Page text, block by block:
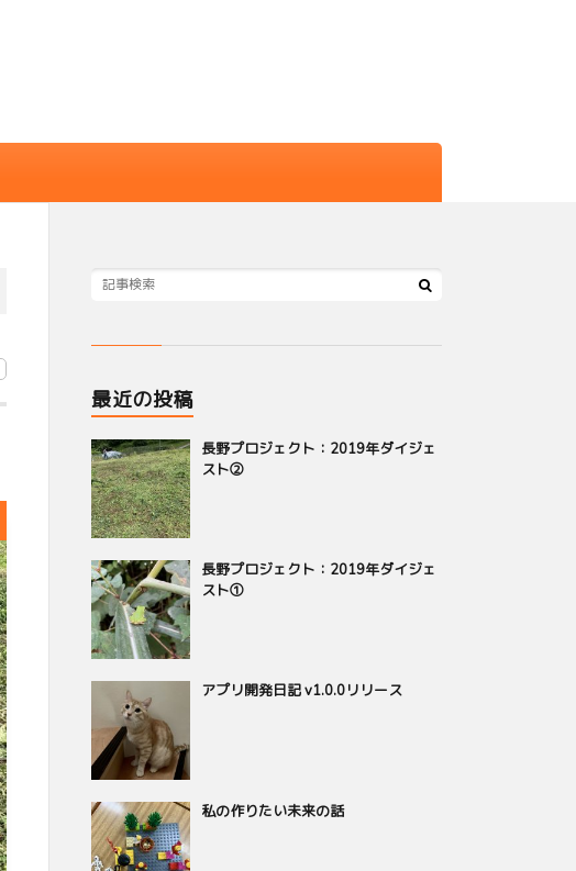
最近の投稿
長野プロジェクト：2019年ダイジェ
スト②
長野プロジェクト：2019年ダイジェ
スト①
アプリ開発日記 v1.0.0リリース
私の作りたい未来の話